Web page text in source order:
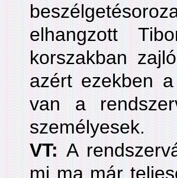
elhangzott
korszakban
azért ezekben
van a
személyesek.
VT:A
mi ma már